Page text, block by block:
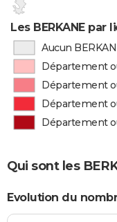
Les BERKANE par
Aucun
Département
Département
Département
Département
Qui sont les
Evolution du